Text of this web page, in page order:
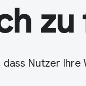
dass Nutzer